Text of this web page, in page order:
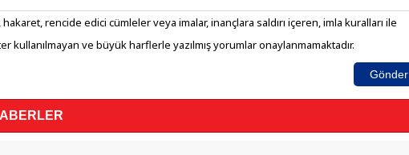
hakaret, rencide edici cümleler veya imalar, inançlara saldırı içeren, imla kuralları ile
kullanılmayan ve büyük harflerle yazılmış yorumlar onaylanmamaktadır.
Gönder